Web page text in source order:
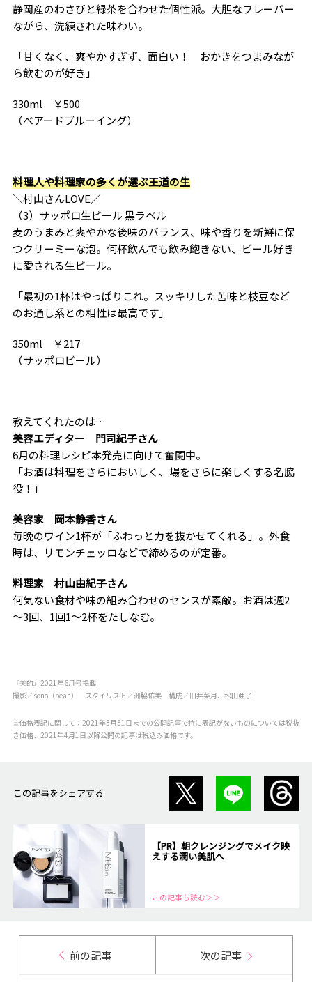
静岡産のわさびと緑茶を合わせた個性派。大胆なフレーバー
ながら、洗練された味わい。
「甘くなく、爽やかすぎず、面白い！ おかきをつまみなが
ら飲むのが好き」
330ml ￥500
（ベアードブルーイング）
料理人や料理家の多くが選ぶ王道の生
＼村山さんLOVE／
（3）サッポロ生ビール 黒ラベル
麦のうまみと爽やかな後味のバランス、味や香りを新鮮に保
つクリーミーな泡。何杯飲んでも飲み飽きない、ビール好き
に愛される生ビール。
「最初の1杯はやっぱりこれ。スッキリした苦味と枝豆など
のお通し系との相性は最高です」
350ml ￥217
（サッポロビール）
教えてくれたのは…
美容エディター 門司紀子さん
6月の料理レシピ本発売に向けて奮闘中。
「お酒は料理をさらにおいしく、場をさらに楽しくする名脇
役！」
美容家 岡本静香さん
毎晩のワイン1杯が「ふわっと力を抜かせてくれる」。外食
時は、リモンチェッロなどで締めるのが定番。
料理家 村山由紀子さん
何気ない食材や味の組み合わせのセンスが素敵。お酒は週2
～3回、1回1～2杯をたしなむ。
『美的』2021年6月号掲載
撮影／sono（bean） スタイリスト／洲脇佑美 構成／旧井菜月、松田亜子
※価格表記に関して：2021年3月31日までの公開記事で特に表記がないものについては税抜
き価格、2021年4月1日以降公開の記事は税込み価格です。
この記事をシェアする
【PR】朝クレンジングでメイク映
えする潤い美肌へ
この記事も読む＞＞
前の記事 次の記事